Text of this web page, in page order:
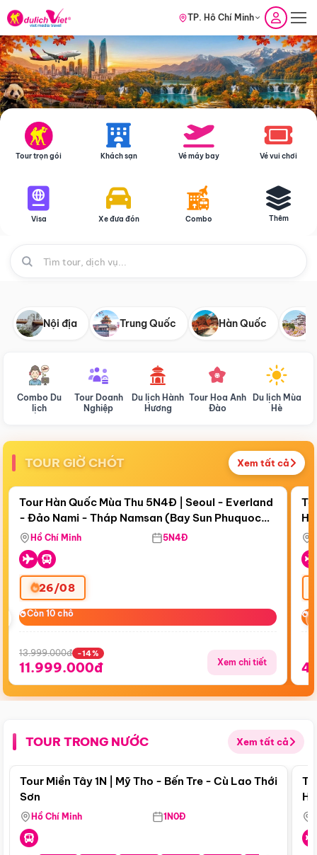
TP. Hồ Chí Minh
Tour trọn gói Khách sạn Vé máy bay Vé vui chơi
Visa Xe đưa đón Combo Thêm
Nội địa Trung Quốc Hàn Quốc
Combo Du
lịch
Tour Doanh
Nghiệp
Du lịch Hành
Hương
Tour Hoa Anh
Đào
Du lịch Mùa
Hè
TOUR GIỜ CHÓT Xem tất cả
Còn19 ngày 02:18:02
Điểm nổi bật
Tour Hàn Quốc Mùa Thu 5N4Đ | Seoul - Everland
- Đảo Nami - Tháp Namsan (Bay Sun Phuquoc
Airways)
Hồ Chí Minh 5N4Đ
26/08
Còn 10 chỗ
Còn 10 chỗ
13.999.000đ -14%
11.999.000đ Xem chi tiết
TOUR TRONG NƯỚC Xem tất cả
Điểm nổi bật
Tour Miền Tây 1N | Mỹ Tho - Bến Tre - Cù Lao Thới
Sơn
Hồ Chí Minh 1N0Đ